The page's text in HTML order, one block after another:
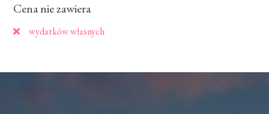
Cena nie zawiera
wydatków własnych